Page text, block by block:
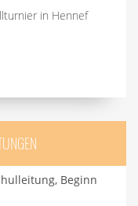
in Hennef
Beginn